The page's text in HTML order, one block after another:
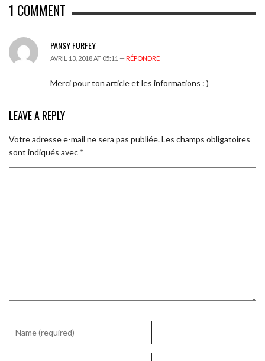
1 COMMENT
PANSY FURFEY
AVRIL 13, 2018 AT 05:11 — RÉPONDRE
Merci pour ton article et les informations : )
LEAVE A REPLY
Votre adresse e-mail ne sera pas publiée.Les champs obligatoires
sont indiqués avec *